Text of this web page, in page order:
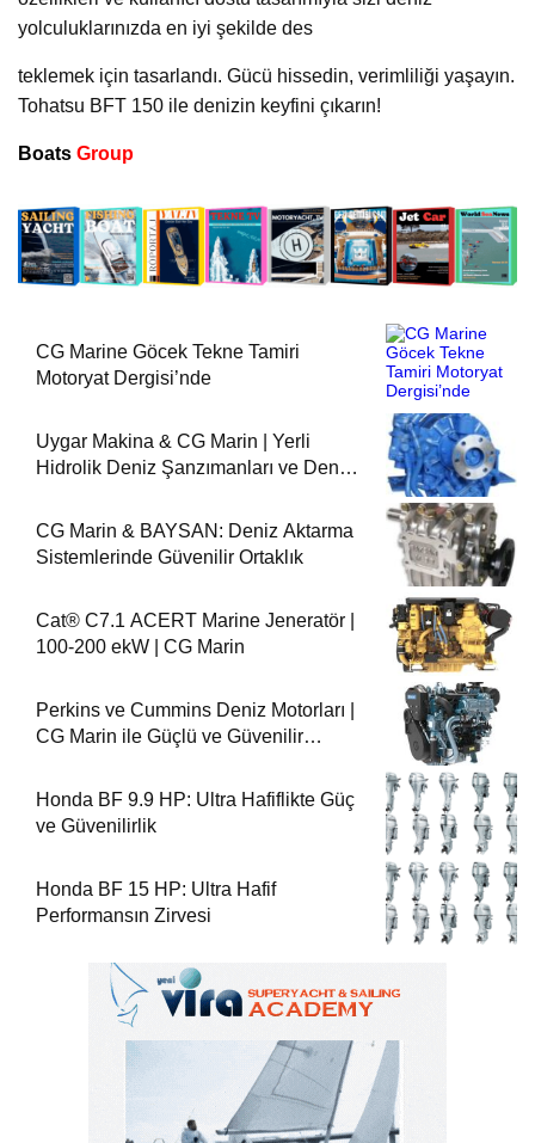
yolculuklarınızda en iyi şekilde des
teklemek için tasarlandı. Gücü hissedin, verimliliği yaşayın.
Tohatsu BFT 150 ile denizin keyfini çıkarın!
Boats Group
CG Marine Göcek Tekne Tamiri
Motoryat Dergisi’nde
Uygar Makina & CG Marin | Yerli
Hidrolik Deniz Şanzımanları ve Deniz
CG Marin & BAYSAN: Deniz Aktarma
Sistemlerinde Güvenilir Ortaklık
Cat® C7.1 ACERT Marine Jeneratör |
100-200 ekW | CG Marin
Perkins ve Cummins Deniz Motorları |
CG Marin ile Güçlü ve Güvenilir
Honda BF 9.9 HP: Ultra Hafiflikte Güç
ve Güvenilirlik
Honda BF 15 HP: Ultra Hafif
Performansın Zirvesi